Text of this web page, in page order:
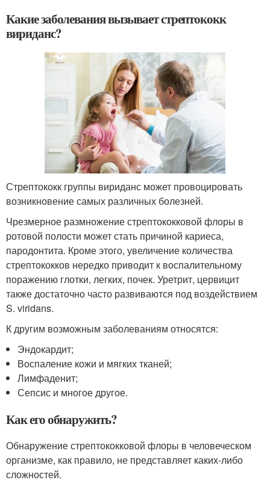
Какие заболевания вызывает стрептококк
вириданс?
Стрептококк группы вириданс может провоцировать
возникновение самых различных болезней.
Чрезмерное размножение стрептококковой флоры в
ротовой полости может стать причиной кариеса,
пародонтита. Кроме этого, увеличение количества
стрептококков нередко приводит к воспалительному
поражению глотки, легких, почек. Уретрит, цервицит
также достаточно часто развиваются под воздействием
S. viridans.
К другим возможным заболеваниям относятся:
Эндокардит;
Воспаление кожи и мягких тканей;
Лимфаденит;
Сепсис и многое другое.
Как его обнаружить?
Обнаружение стрептококковой флоры в человеческом
организме, как правило, не представляет каких-либо
сложностей.